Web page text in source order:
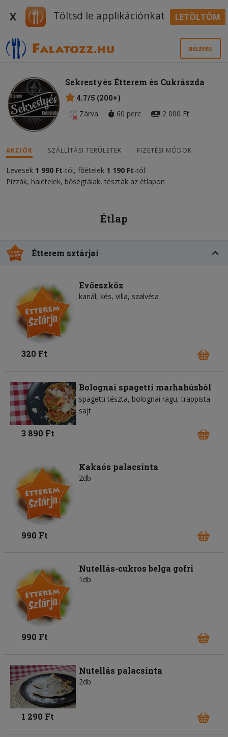
X Töltsd le applikációnkat LETÖLTÖM
BELÉPÉS
Sekrestyés Étterem és Cukrászda
4.7/5 (200+)
Zárva
60 perc 2 000 Ft
AKCIÓK SZÁLLÍTÁSI TERÜLETEK FIZETÉSI MÓDOK
Levesek 1 990 Ft-tól, főételek 1 190 Ft-tól
Pizzák, halételek, bőségtálak, tészták az étlapon
Étlap
Étterem sztárjai
Evőeszköz
kanál, kés, villa, szalvéta
320 Ft
Bolognai spagetti marhahúsból
spagetti tészta bolognai ragu trappista
sajt
3 890 Ft
Kakaós palacsinta
2db
990 Ft
Nutellás-cukros belga gofri
1db
990 Ft
Nutellás palacsinta
2db
1 290 Ft